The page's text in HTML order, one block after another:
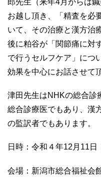
郎先生（来年4月からは
お越し頂き、「精査を必
いて、その治療と漢方治
後に粕谷が「関節痛に
で行うセルフケア」につ
効果を中心にお話させて
津田先生はNHKの総合診
総合診療医でもあり、漢
の監訳者でもあります。
日時：令和４年12 月 11 日
会場：新潟市総合福祉会